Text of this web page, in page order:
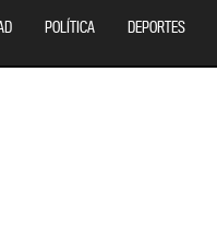
POLÍTICA DEPORTES